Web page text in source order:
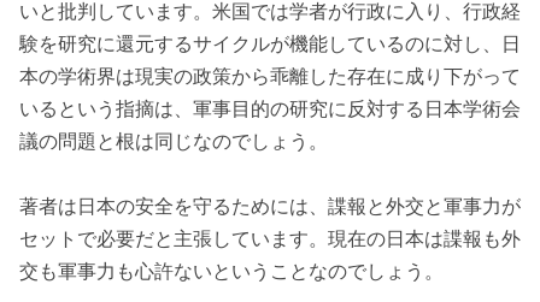
いと批判しています。米国では学者が行政に入り、行政経
験を研究に還元するサイクルが機能しているのに対し、日
本の学術界は現実の政策から乖離した存在に成り下がって
いるという指摘は、軍事目的の研究に反対する日本学術会
議の問題と根は同じなのでしょう。
著者は日本の安全を守るためには、諜報と外交と軍事力が
セットで必要だと主張しています。現在の日本は諜報も外
交も軍事力も心許ないということなのでしょう。